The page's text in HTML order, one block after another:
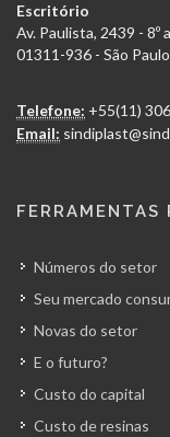
Escritório
Av. Paulista, 2439 - 8º
01311-936 - São
Telefone: +55(11)
Email:
FERRAMENTAS
Números do setor
Seu mercado
Novas do setor
E o futuro?
Custo do capital
Custo de resinas